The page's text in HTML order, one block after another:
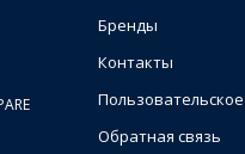
Бренды
Контакты
Обратная связь